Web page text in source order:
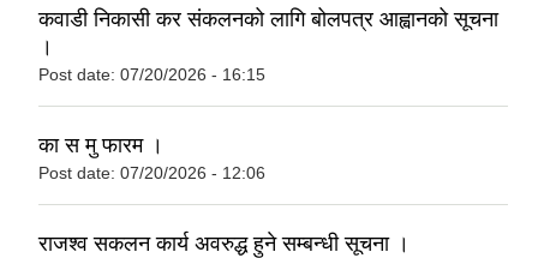
कवाडी निकासी कर संकलनको लागि बोलपत्र आह्वानको सूचना
।
Post date: 07/20/2026 - 16:15
का स मु फारम ।
Post date: 07/20/2026 - 12:06
राजश्व स‌कलन कार्य अवरुद्ध हुने सम्बन्धी सूचना ।